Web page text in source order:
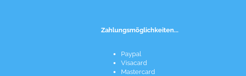
Zahlungsmöglichkeiten...
Paypal
Visacard
Mastercard